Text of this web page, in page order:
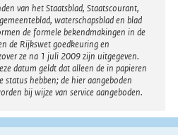
van het Staatsblad, Staatscourant,
waterschapsblad en blad
de formele bekendmakingen in de
de Rijkswet goedkeuring en
ze na 1 juli 2009 zijn uitgegeven.
datum geldt dat alleen de in papieren
hebben; de hier aangeboden
bij wijze van service aangeboden.